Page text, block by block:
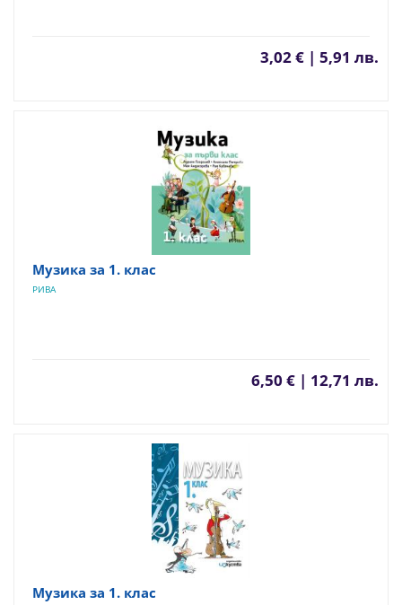
3,02 € | 5,91 лв.
Музика за 1. клас
РИВА
6,50 € | 12,71 лв.
Музика за 1. клас